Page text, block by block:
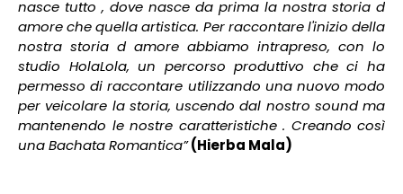
nasce tutto , dove nasce da prima la nostra storia d
amore che quella artistica. Per raccontare l'inizio della
nostra storia d amore abbiamo intrapreso, con lo
studio HolaLola, un percorso produttivo che ci ha
permesso di raccontare utilizzando una nuovo modo
per veicolare la storia, uscendo dal nostro sound ma
mantenendo le nostre caratteristiche . Creando così
una Bachata Romantica”(Hierba Mala)